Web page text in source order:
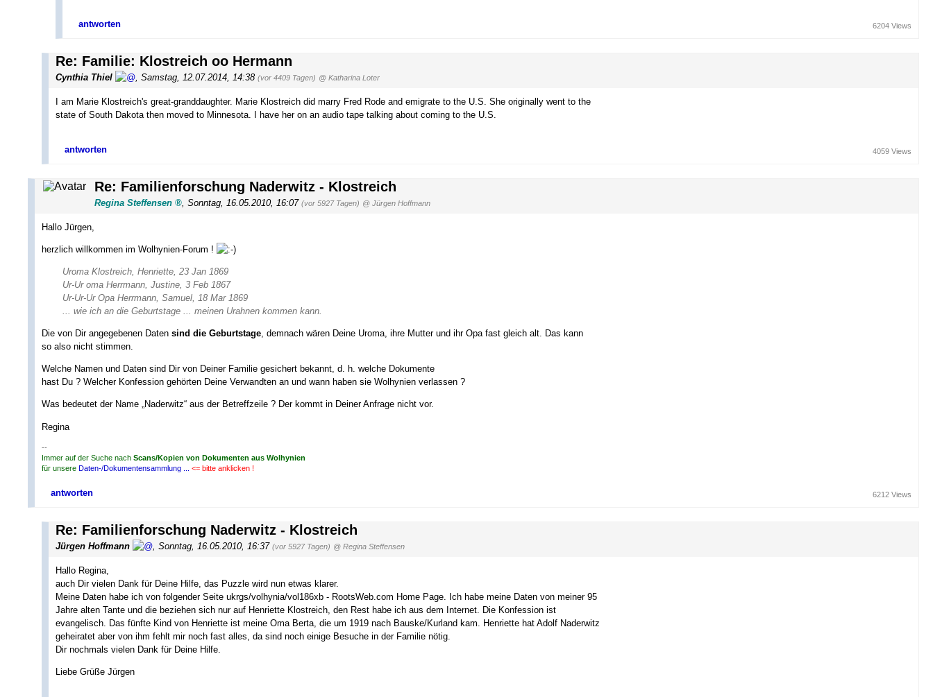
antworten 6204 Views
Re: Familie: Klostreich oo Hermann
Cynthia Thiel Samstag, 12.07.2014, 14:38 (vor 4409 Tagen) @ Katharina Loter
I am Marie Klostreich's great-granddaughter. Marie Klostreich did marry Fred Rode and emigrate to the U.S. She originally went to the
state of South Dakota then moved to Minnesota. I have her on an audio tape talking about coming to the U.S.
antworten 4059 Views
Re: Familienforschung Naderwitz - Klostreich
Regina Steffensen Sonntag, 16.05.2010, 16:07 (vor 5927 Tagen) @ Jürgen Hoffmann
Hallo Jürgen,
herzlich willkommen im Wolhynien-Forum !
Uroma Klostreich, Henriette, 23 Jan 1869
Ur-Ur oma Herrmann, Justine, 3 Feb 1867
Ur-Ur-Ur Opa Herrmann, Samuel, 18 Mar 1869
... wie ich an die Geburtstage ... meinen Urahnen kommen kann.
Die von Dir angegebenen Daten sind die Geburtstage, demnach wären Deine Uroma, ihre Mutter und ihr Opa fast gleich alt. Das kann
so also nicht stimmen.
Welche Namen und Daten sind Dir von Deiner Familie gesichert bekannt, d. h. welche Dokumente
hast Du ? Welcher Konfession gehörten Deine Verwandten an und wann haben sie Wolhynien verlassen ?
Was bedeutet der Name „Naderwitz“ aus der Betreffzeile ? Der kommt in Deiner Anfrage nicht vor.
Regina
--
Immer auf der Suche nach Scans/Kopien von Dokumenten aus Wolhynien
für unsere Daten-/Dokumentensammlung ... <= bitte anklicken !
antworten 6212 Views
Re: Familienforschung Naderwitz - Klostreich
Jürgen Hoffmann Sonntag, 16.05.2010, 16:37 (vor 5927 Tagen) @ Regina Steffensen
Hallo Regina,
auch Dir vielen Dank für Deine Hilfe, das Puzzle wird nun etwas klarer.
Meine Daten habe ich von folgender Seite ukrgs/volhynia/vol186xb - RootsWeb.com Home Page. Ich habe meine Daten von meiner 95
Jahre alten Tante und die beziehen sich nur auf Henriette Klostreich, den Rest habe ich aus dem Internet. Die Konfession ist
evangelisch. Das fünfte Kind von Henriette ist meine Oma Berta, die um 1919 nach Bauske/Kurland kam. Henriette hat Adolf Naderwitz
geheiratet aber von ihm fehlt mir noch fast alles, da sind noch einige Besuche in der Familie nötig.
Dir nochmals vielen Dank für Deine Hilfe.
Liebe Grüße Jürgen